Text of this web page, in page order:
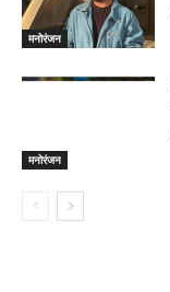
मनोरंजन
मनोरंजन